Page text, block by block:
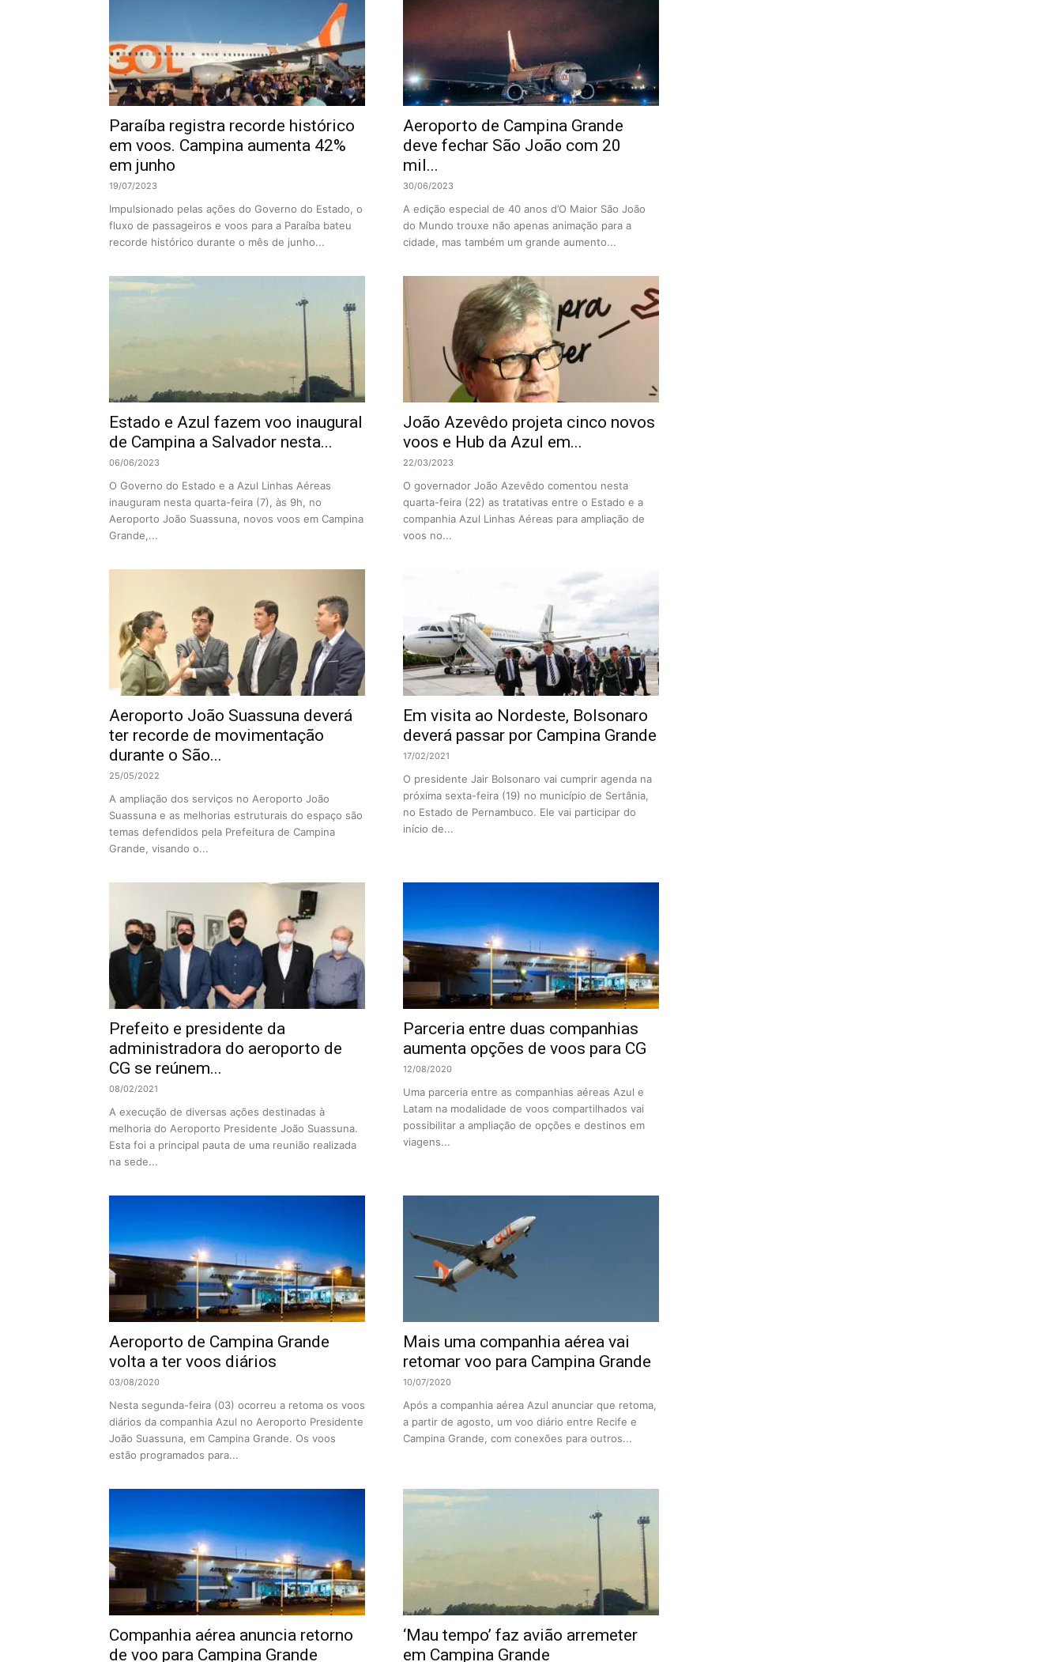
Paraíba registra recorde histórico
em voos. Campina aumenta 42%
em junho
19/07/2023
Impulsionado pelas ações do Governo do Estado, o
fluxo de passageiros e voos para a Paraíba bateu
recorde histórico durante o mês de junho...
Aeroporto de Campina Grande
deve fechar São João com 20
mil...
30/06/2023
A edição especial de 40 anos d’O Maior São João
do Mundo trouxe não apenas animação para a
cidade, mas também um grande aumento...
Estado e Azul fazem voo inaugural
de Campina a Salvador nesta...
06/06/2023
O Governo do Estado e a Azul Linhas Aéreas
inauguram nesta quarta-feira (7), às 9h, no
Aeroporto João Suassuna, novos voos em Campina
Grande,...
João Azevêdo projeta cinco novos
voos e Hub da Azul em...
22/03/2023
O governador João Azevêdo comentou nesta
quarta-feira (22) as tratativas entre o Estado e a
companhia Azul Linhas Aéreas para ampliação de
voos no...
Aeroporto João Suassuna deverá
ter recorde de movimentação
durante o São...
25/05/2022
A ampliação dos serviços no Aeroporto João
Suassuna e as melhorias estruturais do espaço são
temas defendidos pela Prefeitura de Campina
Grande, visando o...
Em visita ao Nordeste, Bolsonaro
deverá passar por Campina Grande
17/02/2021
O presidente Jair Bolsonaro vai cumprir agenda na
próxima sexta-feira (19) no município de Sertânia,
no Estado de Pernambuco. Ele vai participar do
início de...
Prefeito e presidente da
administradora do aeroporto de
CG se reúnem...
08/02/2021
A execução de diversas ações destinadas à
melhoria do Aeroporto Presidente João Suassuna.
Esta foi a principal pauta de uma reunião realizada
na sede...
Parceria entre duas companhias
aumenta opções de voos para CG
12/08/2020
Uma parceria entre as companhias aéreas Azul e
Latam na modalidade de voos compartilhados vai
possibilitar a ampliação de opções e destinos em
viagens...
Aeroporto de Campina Grande
volta a ter voos diários
03/08/2020
Nesta segunda-feira (03) ocorreu a retoma os voos
diários da companhia Azul no Aeroporto Presidente
João Suassuna, em Campina Grande. Os voos
estão programados para...
Mais uma companhia aérea vai
retomar voo para Campina Grande
10/07/2020
Após a companhia aérea Azul anunciar que retoma,
a partir de agosto, um voo diário entre Recife e
Campina Grande, com conexões para outros...
Companhia aérea anuncia retorno
de voo para Campina Grande
‘Mau tempo’ faz avião arremeter
em Campina Grande